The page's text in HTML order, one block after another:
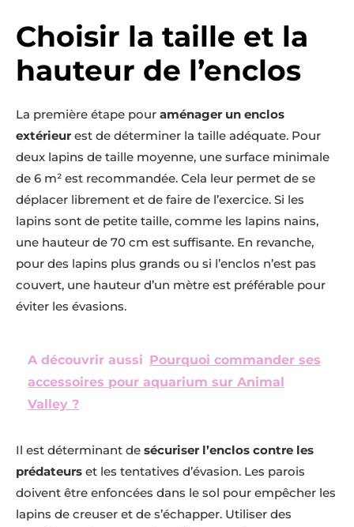
Choisir la taille et la
hauteur de l’enclos
La première étape pour aménager un enclos
extérieur est de déterminer la taille adéquate. Pour
deux lapins de taille moyenne, une surface minimale
de 6 m² est recommandée. Cela leur permet de se
déplacer librement et de faire de l’exercice. Si les
lapins sont de petite taille, comme les lapins nains,
une hauteur de 70 cm est suffisante. En revanche,
pour des lapins plus grands ou si l’enclos n’est pas
couvert, une hauteur d’un mètre est préférable pour
éviter les évasions.
A découvrir aussi Pourquoi commander ses
accessoires pour aquarium sur Animal
Valley ?
Il est déterminant de sécuriser l’enclos contre les
prédateurs et les tentatives d’évasion. Les parois
doivent être enfoncées dans le sol pour empêcher les
lapins de creuser et de s’échapper. Utiliser des